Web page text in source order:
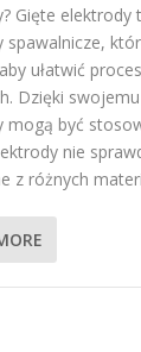
Gięte
spawalnicze,
ułatwić
Dzięki
mogą być
nie
z różnych